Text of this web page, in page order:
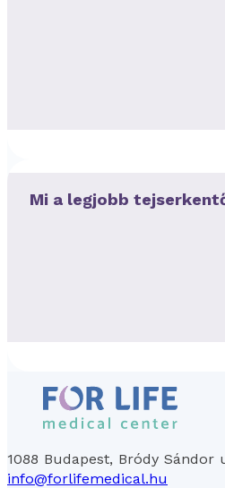
Mi a legjobb
1088 Budapest, Bródy Sándor
info@forlifemedical.hu